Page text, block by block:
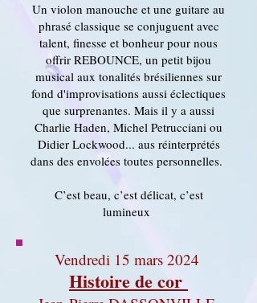
Un violon manouche et une guitare au
phrasé classique se conjuguent avec
talent, finesse et bonheur pour nous
offrir REBOUNCE, un petit bijou
musical aux tonalités brésiliennes sur
fond d'improvisations aussi éclectiques
que surprenantes. Mais il y a aussi
Charlie Haden, Michel Petrucciani ou
Didier Lockwood... aus réinterprétés
dans des envolées toutes personnelles.
C’est beau, c’est délicat, c’est
lumineux
Vendredi 15 mars 2024
Histoire de cor